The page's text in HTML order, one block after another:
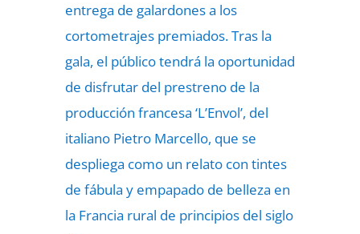
entrega de galardones a los
cortometrajes premiados. Tras la
gala, el público tendrá la oportunidad
de disfrutar del prestreno de la
producción francesa ‘L’Envol’, del
italiano Pietro Marcello, que se
despliega como un relato con tintes
de fábula y empapado de belleza en
la Francia rural de principios del siglo